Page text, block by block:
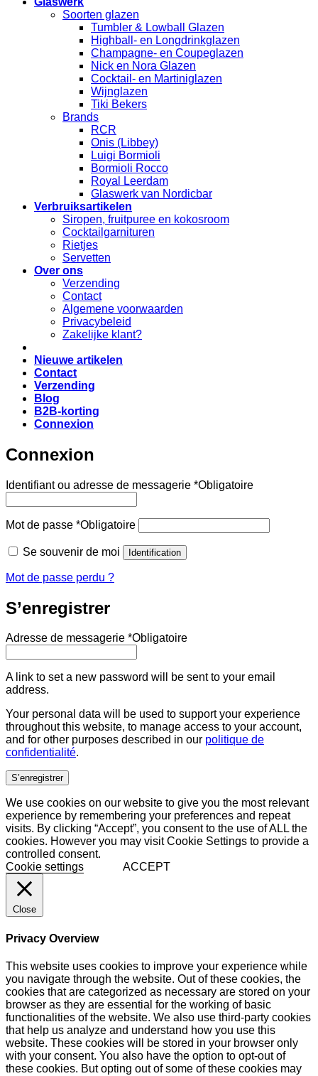
Soorten glazen
Tumbler & Lowball Glazen
Highball- en Longdrinkglazen
Champagne- en Coupeglazen
Nick en Nora Glazen
Cocktail- en Martiniglazen
Wijnglazen
Tiki Bekers
Brands
RCR
Onis (Libbey)
Luigi Bormioli
Bormioli Rocco
Royal Leerdam
Glaswerk van Nordicbar
Verbruiksartikelen
Siropen, fruitpuree en kokosroom
Cocktailgarnituren
Rietjes
Servetten
Over ons
Verzending
Contact
Algemene voorwaarden
Privacybeleid
Zakelijke klant?
Nieuwe artikelen
Contact
Verzending
Blog
B2B-korting
Connexion
Connexion
Identifiant ou adresse de messagerie *Obligatoire
Mot de passe *Obligatoire
Se souvenir de moi Identification
Mot de passe perdu ?
S’enregistrer
Adresse de messagerie *Obligatoire
A link to set a new password will be sent to your email
address.
Your personal data will be used to support your experience
throughout this website, to manage access to your account,
and for other purposes described in our politique de
confidentialité.
S’enregistrer
We use cookies on our website to give you the most relevant
experience by remembering your preferences and repeat
visits. By clicking “Accept”, you consent to the use of ALL the
cookies. However you may visit Cookie Settings to provide a
controlled consent.
Cookie settings
ACCEPT
Close
Privacy Overview
This website uses cookies to improve your experience while
you navigate through the website. Out of these cookies, the
cookies that are categorized as necessary are stored on your
browser as they are essential for the working of basic
functionalities of the website. We also use third-party cookies
that help us analyze and understand how you use this
website. These cookies will be stored in your browser only
with your consent. You also have the option to opt-out of
these cookies. But opting out of some of these cookies may